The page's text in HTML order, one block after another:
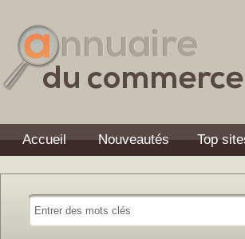
Accueil Nouveautés Top